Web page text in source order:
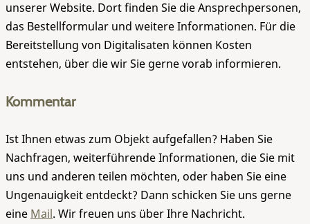
unserer Website. Dort finden Sie die Ansprechpersonen,
das Bestellformular und weitere Informationen. Für die
Bereitstellung von Digitalisaten können Kosten
entstehen, über die wir Sie gerne vorab informieren.
Kommentar
Ist Ihnen etwas zum Objekt aufgefallen? Haben Sie
Nachfragen, weiterführende Informationen, die Sie mit
uns und anderen teilen möchten, oder haben Sie eine
Ungenauigkeit entdeckt? Dann schicken Sie uns gerne
eine Mail. Wir freuen uns über Ihre Nachricht.